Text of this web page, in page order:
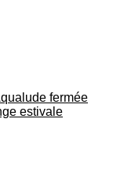
fermée
estivale